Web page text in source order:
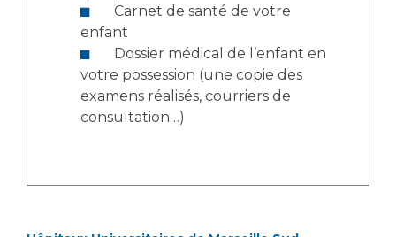
Protection des données
Sécurité
enfant
votre possession (une copie des
examens réalisés, courriers de
consultation…)